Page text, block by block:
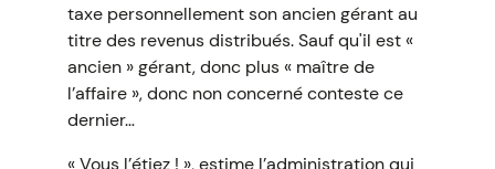
taxe personnellement son ancien gérant au
titre des revenus distribués. Sauf qu'il est «
ancien » gérant, donc plus « maître de
l’affaire », donc non concerné conteste ce
dernier…
« Vous l’étiez ! », estime l’administration qui